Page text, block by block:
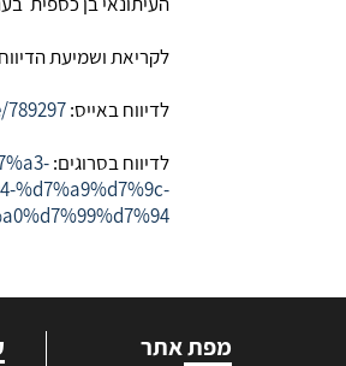
לקריאת ושמיעת
לדיווח באייס:
לדיווח בסרוגים:
%d7%a9%d7%9c-
מפת אתר